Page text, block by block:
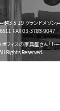
越3-5-19 グランドメゾン
FAX 03-3783-9047
フィスの家具屋さん「トー
Rights Reserved.